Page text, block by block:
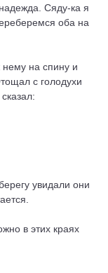
Сяду-ка я
оба на
нему на спину и
с голодухи
увидали они
в этих краях